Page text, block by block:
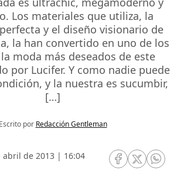
Los materiales que utiliza, la
y el diseño visionario de
la han convertido en uno de los
moda más deseados de este
por Lucifer. Y como nadie puede
y la nuestra es sucumbir,
[…]
Escrito por Redacción Gentleman
abril de 2013 | 16:04
RRSS Facebook
RRSSRRSS